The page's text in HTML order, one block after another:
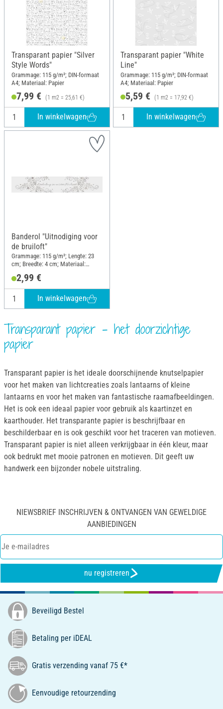
Transparant papier "Silver
Style Words"
Grammage: 115 g/m²; DIN-formaat
A4; Materiaal: Papier
7,99 € (1 m2 = 25,61 €)
In winkelwagen
Transparant papier "White
Line"
Grammage: 115 g/m²; DIN-formaat
A4; Materiaal: Papier
5,59 € (1 m2 = 17,92 €)
In winkelwagen
Banderol "Uitnodiging voor
de bruiloft"
Grammage: 115 g/m²; Lengte: 23
cm; Breedte: 4 cm; Materiaal:
2,99 €
In winkelwagen
Transparant papier - het doorzichtige
papier
Transparant papier is het ideale doorschijnende knutselpapier
voor het maken van lichtcreaties zoals lantaarns of kleine
lantaarns en voor het maken van fantastische raamafbeeldingen.
Het is ook een ideaal papier voor gebruik als kaartinzet en
kaarthouder. Het transparante papier is beschrijfbaar en
beschilderbaar en is ook geschikt voor het traceren van motieven.
Transparant papier is niet alleen verkrijgbaar in één kleur, maar
ook bedrukt met mooie patronen en motieven. Dit geeft uw
handwerk een bijzonder nobele uitstraling.
NIEWSBRIEF INSCHRIJVEN & ONTVANGEN VAN GEWELDIGE
AANBIEDINGEN
nu registreren
Beveiligd Bestel
Betaling per iDEAL
Gratis verzending vanaf 75 €*
Eenvoudige retourzending